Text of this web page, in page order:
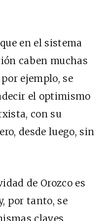
en el sistema
caben muchas
ejemplo, se
el optimismo
con su
desde luego, sin
de Orozco es
por tanto, se